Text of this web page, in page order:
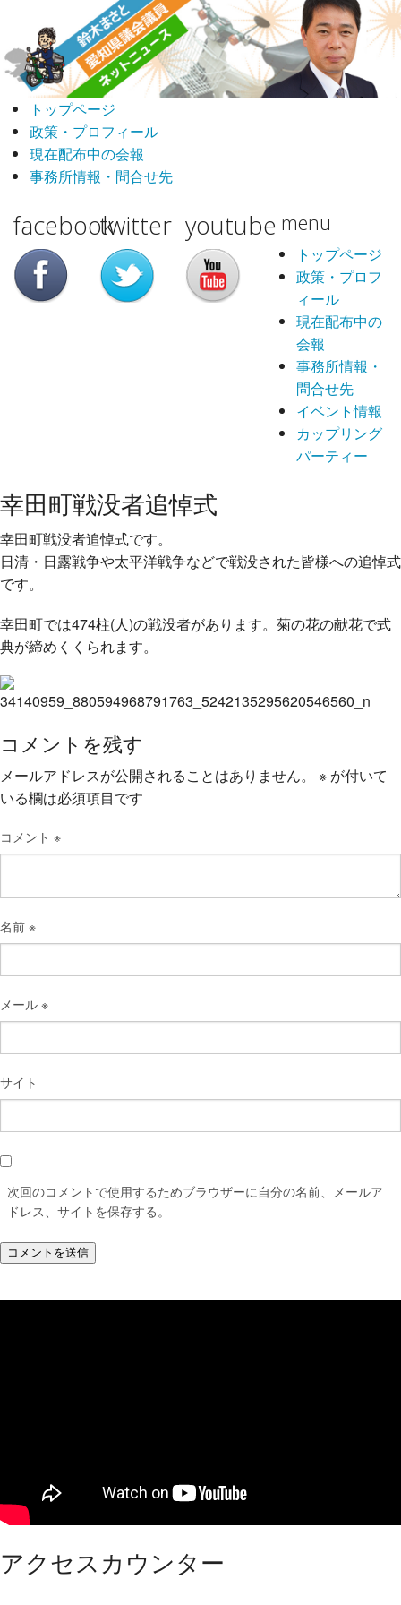
トップページ
政策・プロフィール
現在配布中の会報
事務所情報・問合せ先
facebooktwitter youtube menu
トップページ
政策・プロフ
ィール
現在配布中の
会報
事務所情報・
問合せ先
イベント情報
カップリング
パーティー
幸田町戦没者追悼式
幸田町戦没者追悼式です。
日清・日露戦争や太平洋戦争などで戦没された皆様への追悼式
です。
幸田町では474柱(人)の戦没者があります。菊の花の献花で式
典が締めくくられます。
コメントを残す
メールアドレスが公開されることはありません。 ※ が付いて
いる欄は必須項目です
コメント ※
名前 ※
メール ※
サイト
次回のコメントで使用するためブラウザーに自分の名前、メールア
ドレス、サイトを保存する。
アクセスカウンター